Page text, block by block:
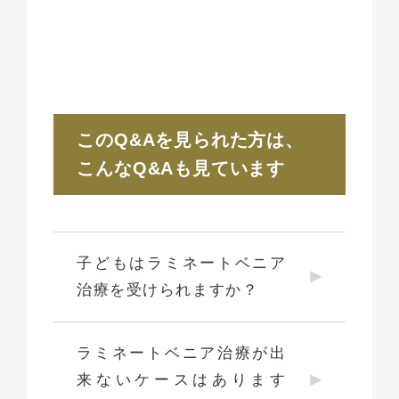
このQ&Aを見られた方は、
こんなQ&Aも見ています
子どもはラミネートベニア
治療を受けられますか？
ラミネートベニア治療が出
来ないケースはあります